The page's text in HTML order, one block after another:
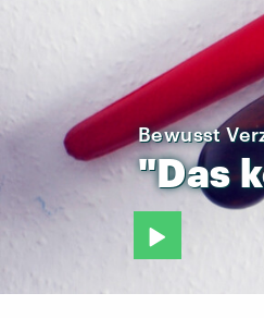
Bewusst
"Das